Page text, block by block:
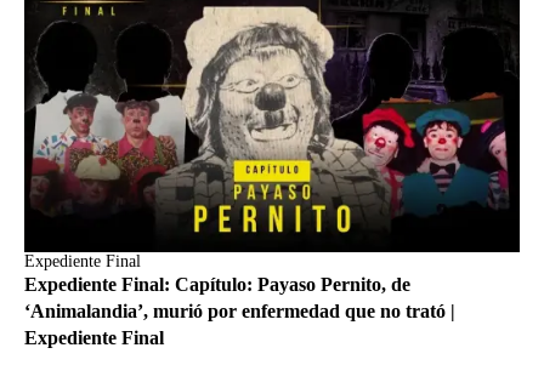
Expediente Final
Expediente Final: Capítulo: Payaso Pernito, de
‘Animalandia’, murió por enfermedad que no trató |
Expediente Final